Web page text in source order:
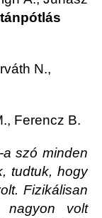
N.,
Ferencz B.
a szó minden
tudtuk, hogy
Fizikálisan
nagyon volt